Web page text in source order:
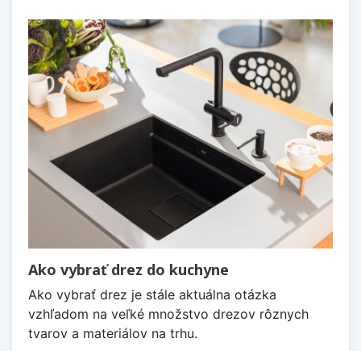
Ako vybrať drez do kuchyne
Ako vybrať drez je stále aktuálna otázka
vzhľadom na veľké množstvo drezov rôznych
tvarov a materiálov na trhu.